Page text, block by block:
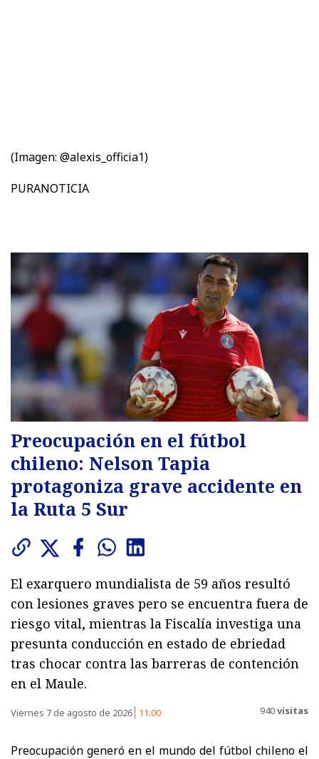
(Imagen: @alexis_officia1)
PURANOTICIA
Preocupación en el fútbol
chileno: Nelson Tapia
protagoniza grave accidente en
la Ruta 5 Sur
El exarquero mundialista de 59 años resultó
con lesiones graves pero se encuentra fuera de
riesgo vital, mientras la Fiscalía investiga una
presunta conducción en estado de ebriedad
tras chocar contra las barreras de contención
en el Maule.
Viernes 7 de agosto de 2026 11:00 940visitas
Preocupación generó en el mundo del fútbol chileno el